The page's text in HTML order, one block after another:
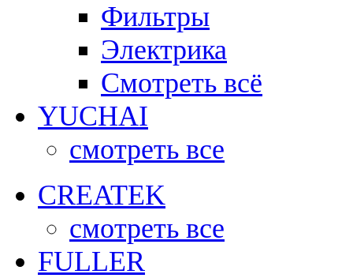
Фильтры
Электрика
Смотреть всё
YUCHAI
смотреть все
CREATEK
смотреть все
FULLER